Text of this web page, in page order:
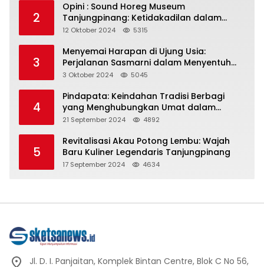
2
Opini : Sound Horeg Museum
Tanjungpinang: Ketidakadilan dalam
Representasi
12 Oktober 2024 5315
3
Menyemai Harapan di Ujung Usia:
Perjalanan Sasmarni dalam Menyentuh
Hati dan Jiwa
3 Oktober 2024 5045
4
Pindapata: Keindahan Tradisi Berbagi
yang Menghubungkan Umat dalam
Spiritualitas dan Kebersamaan dalam
21 September 2024 4892
5
Revitalisasi Akau Potong Lembu: Wajah
Baru Kuliner Legendaris Tanjungpinang
17 September 2024 4634
Jl. D. I. Panjaitan, Komplek Bintan Centre, Blok C No 56,